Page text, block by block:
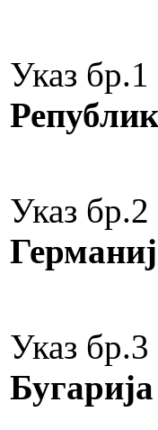
Указ
Указ
Указ
Бугарија